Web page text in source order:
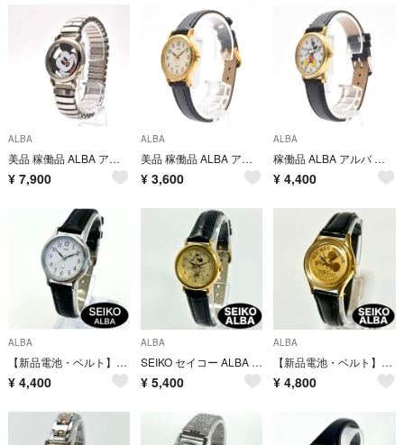
ALBA
美品 稼働品 ALBA アルバ メンズ腕時計 ミッキー スケルトン
¥ 7,900
ALBA
美品 稼働品 ALBA アルバ SEIKO レディース腕時計 ゴールド ホワイト
¥ 3,600
ALBA
稼働品 ALBA アルバ レディース腕時計 ミッキーマウス ディズニー ゴールド
¥ 4,400
ALBA
【新品電池・ベルト】SEIKO ALBA QZ ホワイト レディース 時計 稼働
¥ 4,400
ALBA
SEIKO セイコー ALBA アルバ クォーツ ゴールド ミニーマウス レディース 腕時計 稼働品 新品電池 新品社外ベルト
¥ 5,400
ALBA
【新品電池・ベルト】SEIKO ALBA QZ ミッキーマウス ゴールド 稼働品
¥ 4,800